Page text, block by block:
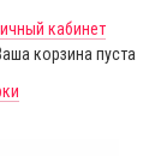
кабинет
корзина пуста